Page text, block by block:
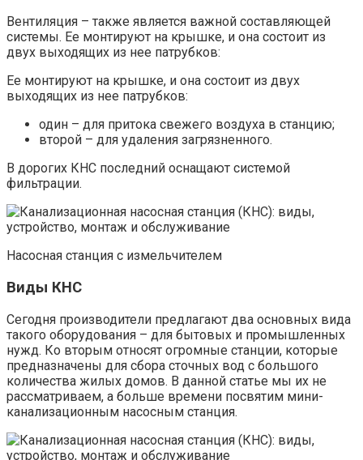
Вентиляция – также является важной составляющей
системы. Ее монтируют на крышке, и она состоит из
двух выходящих из нее патрубков:
Ее монтируют на крышке, и она состоит из двух
выходящих из нее патрубков:
один – для притока свежего воздуха в станцию;
второй – для удаления загрязненного.
В дорогих КНС последний оснащают системой
фильтрации.
Насосная станция с измельчителем
Виды КНС
Сегодня производители предлагают два основных вида
такого оборудования – для бытовых и промышленных
нужд. Ко вторым относят огромные станции, которые
предназначены для сбора сточных вод с большого
количества жилых домов. В данной статье мы их не
рассматриваем, а больше времени посвятим мини-
канализационным насосным станция.